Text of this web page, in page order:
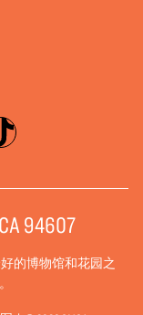
94607
的博物馆和花园之